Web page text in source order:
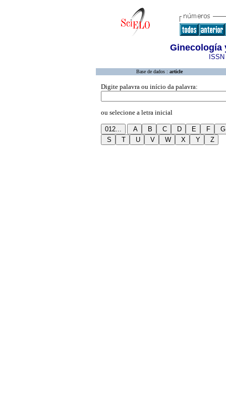
Ginecología
Base de dados : article
Digite palavra ou início da palavra:
ou selecione a letra inicial